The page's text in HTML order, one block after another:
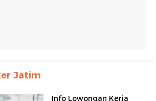
Jatim
Info Lowongan Kerja